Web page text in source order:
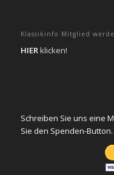
Klassikinfo Mitglied
HIERklicken!
Schreiben Sie uns eine
Sie den Spenden-